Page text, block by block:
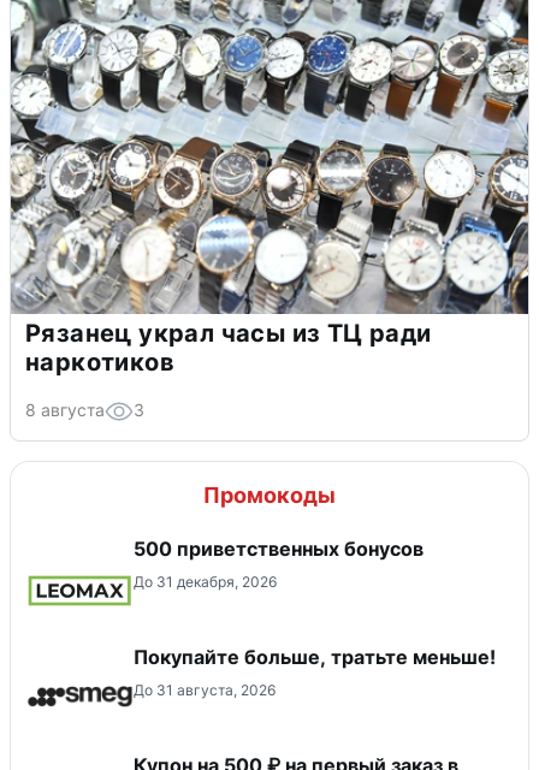
Рязанец украл часы из ТЦ ради
наркотиков
8 августа 3
Промокоды
500 приветственных бонусов
До 31 декабря, 2026
Покупайте больше, тратьте меньше!
До 31 августа, 2026